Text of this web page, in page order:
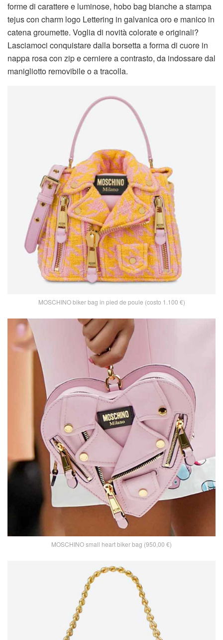
forme di carattere e luminose, hobo bag bianche a stampa
tejus con charm logo Lettering in galvanica oro e manico in
catena groumette. Voglia di novità colorate e originali?
Lasciamoci conquistare dalla borsetta a forma di cuore in
nappa rosa con zip e cerniere a contrasto, da indossare dal
manigliotto removibile o a tracolla.
MOSCHINO biker bag in pied de poule (costo 1.100 €)
MOSCHINO small heart biker bag (950,00 €)